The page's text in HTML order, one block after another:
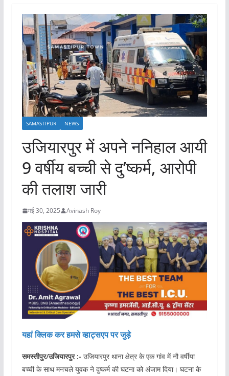
SAMASTIPUR NEWS
उजियारपुर में अपने ननिहाल आयी
9 वर्षीय बच्ची से दु’ष्कर्म, आरोपी
की तलाश जारी
मई 30, 2025 Avinash Roy
यहां क्लिक कर हमसे व्हाट्सएप पर जुड़े
समस्तीपुर/उजियारपुर :- उजियारपुर थाना क्षेत्र के एक गांव में नौ वर्षीया
बच्ची के साथ मनचले युवक ने दुष्कर्म की घटना को अंजाम दिया। घटना के